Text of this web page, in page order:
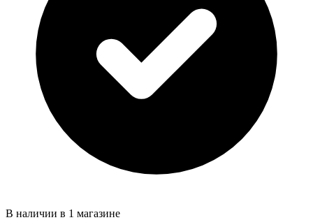
В наличии в 1 магазине